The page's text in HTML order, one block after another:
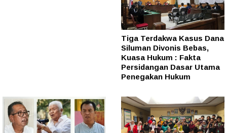
Tiga Terdakwa Kasus Dana
Siluman Divonis Bebas,
Kuasa Hukum : Fakta
Persidangan Dasar Utama
Penegakan Hukum